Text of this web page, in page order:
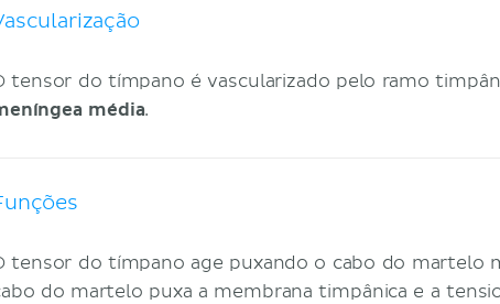
tensor do tímpano é vascularizado pelo ramo
média.
tensor do tímpano age puxando o cabo do martelo
do martelo puxa a membrana timpânica e a